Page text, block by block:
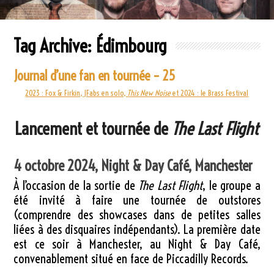
Tag Archive: Édimbourg
Journal d’une fan en tournée – 25
2023 : Fox & Firkin, JFabs en solo, This New Noiseet 2024 : le Brass Festival
Lancement et tournée de The Last Flight
4 octobre 2024, Night & Day Café, Manchester
À l’occasion de la sortie de The Last Flight, le groupe a
été invité à faire une tournée de outstores
(comprendre des showcases dans de petites salles
liées à des disquaires indépendants). La première date
est ce soir à Manchester, au Night & Day Café,
convenablement situé en face de Piccadilly Records.